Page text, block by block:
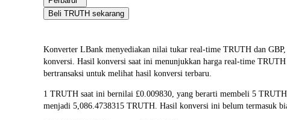
Beli TRUTH sekarang
Konverter LBank menyediakan nilai tukar real-time TRUTH dan
konversi. Hasil konversi saat ini menunjukkan harga real-time
bertransaksi untuk melihat hasil konversi terbaru.
1 TRUTH saat ini bernilai £0.009830, yang berarti membeli 5
menjadi 5,086.4738315 TRUTH. Hasil konversi ini belum termasuk